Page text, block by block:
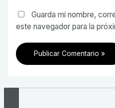
Guarda mi nombre,
este navegador para la